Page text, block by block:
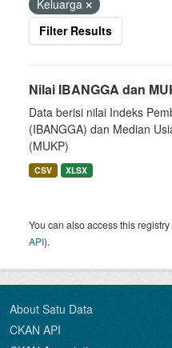
Keluarga
Filter Results
Nilai IBANGGA dan
Data berisi nilai Indeks
(IBANGGA) dan Median
(MUKP)
CSV XLSX
You can also access this
API).
About Satu Data
CKAN API